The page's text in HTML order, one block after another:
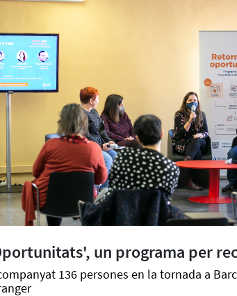
un programa per
136 persones en la tornada a